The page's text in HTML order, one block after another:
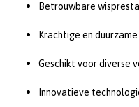
Betrouwbare
Krachtige en duurzame
Geschikt voor diverse
Innovatieve